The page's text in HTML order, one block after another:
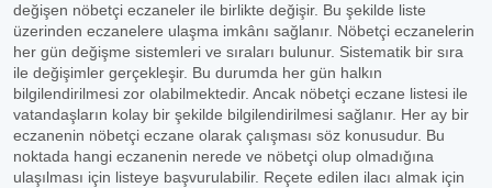
değişen nöbetçi eczaneler ile birlikte değişir. Bu şekilde liste
üzerinden eczanelere ulaşma imkânı sağlanır. Nöbetçi eczanelerin
her gün değişme sistemleri ve sıraları bulunur. Sistematik bir sıra
ile değişimler gerçekleşir. Bu durumda her gün halkın
bilgilendirilmesi zor olabilmektedir. Ancak nöbetçi eczane listesi ile
vatandaşların kolay bir şekilde bilgilendirilmesi sağlanır. Her ay bir
eczanenin nöbetçi eczane olarak çalışması söz konusudur. Bu
noktada hangi eczanenin nerede ve nöbetçi olup olmadığına
ulaşılması için listeye başvurulabilir. Reçete edilen ilacı almak için